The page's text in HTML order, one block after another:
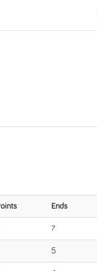
Ends
7
5